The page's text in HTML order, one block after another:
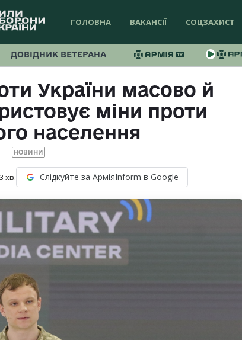
ГОЛОВНА ВАКАНСІЇ СОЦЗАХИСТ
ДОВІДНИК ВЕТЕРАНА
України масово й
міни проти
населення
НОВИНИ
3 хв. Слідкуйте за АрміяInform в Google